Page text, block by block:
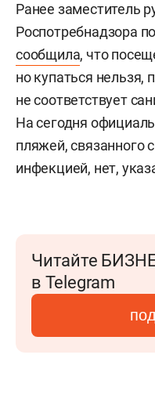
Ранее заместитель
Роспотребнадзора
сообщила, что
но купаться нельзя,
не соответствует
На сегодня
пляжей, связанного
инфекцией, нет,
Читайте
в Telegram